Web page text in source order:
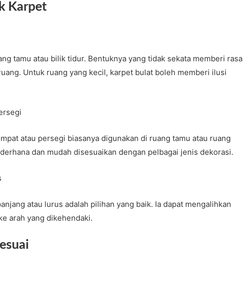
Karpet
tamu atau bilik tidur. Bentuknya yang tidak sekata memberi rasa
Untuk ruang yang kecil, karpet bulat boleh memberi ilusi
atau persegi biasanya digunakan di ruang tamu atau ruang
dan mudah disesuaikan dengan pelbagai jenis dekorasi.
atau lurus adalah pilihan yang baik. Ia dapat mengalihkan
arah yang dikehendaki.